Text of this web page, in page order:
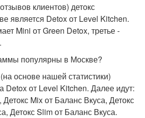
клиентов) детокс
является Detox от Level Kitchen.
Mini от Green Detox, третье -
популярны в Москве?
основе нашей статистики)
Detox от Level Kitchen. Далее идут:
Mix от Баланс Вкуса, Детокс
Детокс Slim от Баланс Вкуса.